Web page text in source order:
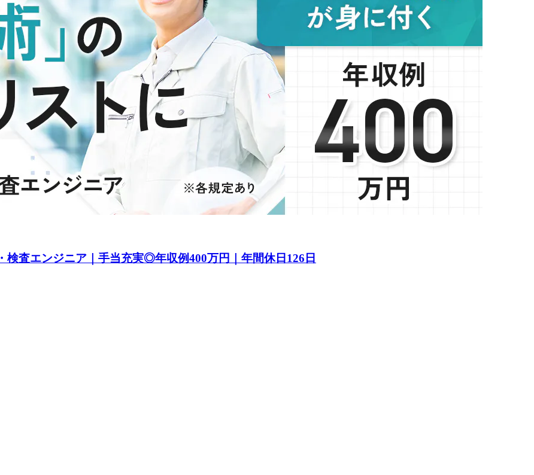
検査エンジニア｜手当充実◎年収例400万円｜年間休日126日